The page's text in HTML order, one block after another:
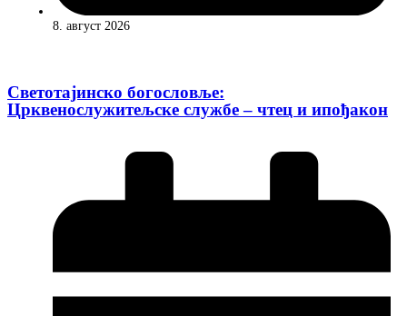
8. август 2026
Светотајинско богословље:
Црквенослужитељске службе – чтец и ипођакон